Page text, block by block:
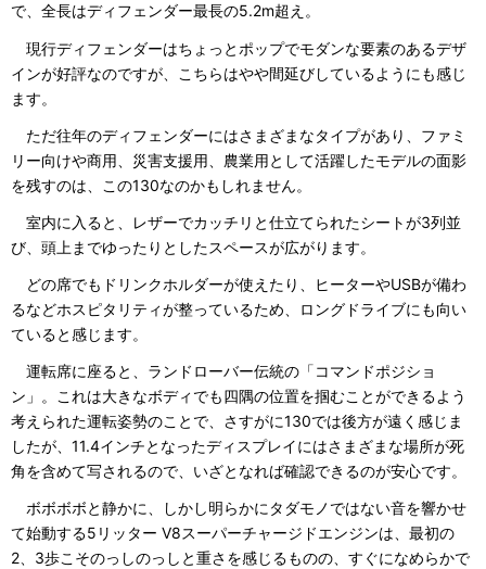
で、全長はディフェンダー最長の5.2m超え。
現行ディフェンダーはちょっとポップでモダンな要素のあるデザ
インが好評なのですが、こちらはやや間延びしているようにも感じ
ます。
ただ往年のディフェンダーにはさまざまなタイプがあり、ファミ
リー向けや商用、災害支援用、農業用として活躍したモデルの面影
を残すのは、この130なのかもしれません。
室内に入ると、レザーでカッチリと仕立てられたシートが3列並
び、頭上までゆったりとしたスペースが広がります。
どの席でもドリンクホルダーが使えたり、ヒーターやUSBが備わ
るなどホスピタリティが整っているため、ロングドライブにも向い
ていると感じます。
運転席に座ると、ランドローバー伝統の「コマンドポジショ
ン」。これは大きなボディでも四隅の位置を掴むことができるよう
考えられた運転姿勢のことで、さすがに130では後方が遠く感じま
したが、11.4インチとなったディスプレイにはさまざまな場所が死
角を含めて写されるので、いざとなれば確認できるのが安心です。
ボボボボと静かに、しかし明らかにタダモノではない音を響かせ
て始動する5リッター V8スーパーチャージドエンジンは、最初の
2、3歩こそのっしのっしと重さを感じるものの、すぐになめらかで